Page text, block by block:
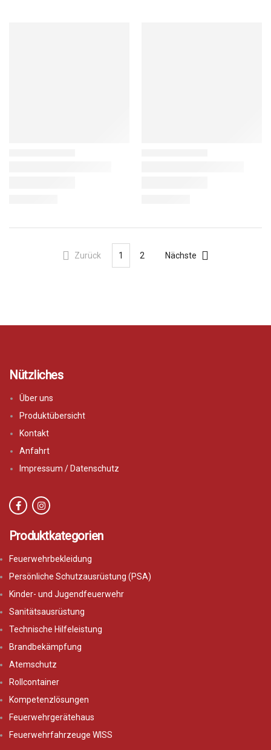
Zurück 1 2 Nächste
Nützliches
Über uns
Produktübersicht
Kontakt
Anfahrt
Impressum / Datenschutz
Produktkategorien
Feuerwehrbekleidung
Persönliche Schutzausrüstung (PSA)
Kinder- und Jugendfeuerwehr
Sanitätsausrüstung
Technische Hilfeleistung
Brandbekämpfung
Atemschutz
Rollcontainer
Kompetenzlösungen
Feuerwehrgerätehaus
Feuerwehrfahrzeuge WISS